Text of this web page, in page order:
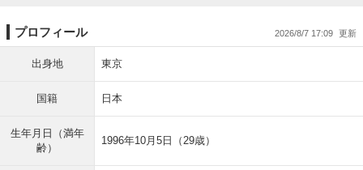
プロフィール 2026/8/7 17:09
出身地 東京
国籍 日本
生年月日（満年
齢）
1996年10月5日（29歳）